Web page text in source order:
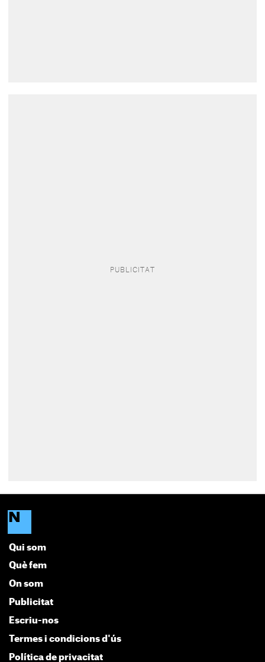
Qui som
Què fem
On som
Publicitat
Escriu-nos
Termes i condicions d'ús
Política de privacitat